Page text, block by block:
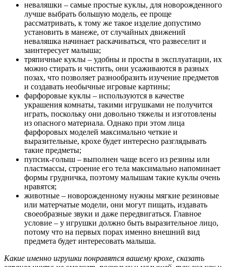
неваляшки – самые простые куклы, для новорожденного
лучше выбрать большую модель, ее проще
рассматривать, к тому же такое изделие допустимо
установить в манеже, от случайных движений
неваляшка начинает раскачиваться, что развеселит и
заинтересует малыша;
тряпичные куклы – удобны и просты в эксплуатации, их
можно стирать и чистить, они усаживаются в разных
позах, что позволяет разнообразить изучение предметов
и создавать необычные игровые картины;
фарфоровые куклы – используются в качестве
украшения комнаты, такими игрушками не получится
играть, поскольку они довольно тяжелы и изготовлены
из опасного материала. Однако при этом лица
фарфоровых моделей максимально четкие и
выразительные, крохе будет интересно разглядывать
такие предметы;
пупсик-голыш – выполнен чаще всего из резины или
пластмассы, строение его тела максимально напоминает
формы грудничка, поэтому малышам такие куклы очень
нравятся;
животные – новорожденному нужны мягкие резиновые
или матерчатые модели, они могут пищать, издавать
своеобразные звуки и даже передвигаться. Главное
условие – у игрушки должно быть выразительное лицо,
потому что на первых порах именно внешний вид
предмета будет интересовать малыша.
Какие именно игрушки понравятся вашему крохе, сказать